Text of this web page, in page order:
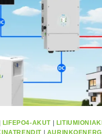
LIFEPO4-AKUT|
|